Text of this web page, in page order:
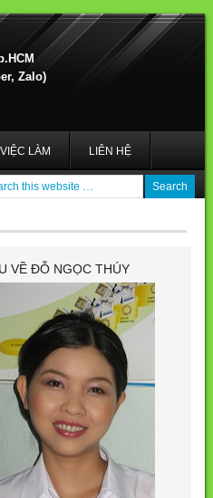
Zalo)
VIỆC LÀM LIÊN HỆ
VỀ ĐỖ NGỌC THÚY